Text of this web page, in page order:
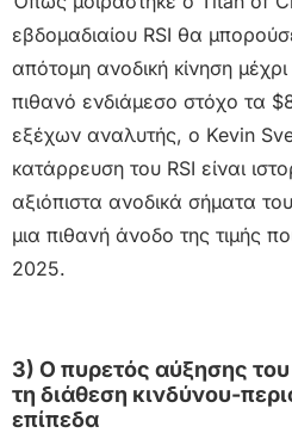
εβδομαδιαίου RSI θα
απότομη ανοδική κίνηση
πιθανό ενδιάμεσο στόχο τα
εξέχων αναλυτής, ο Kevin
κατάρρευση του RSI είναι
αξιόπιστα ανοδικά σήματα
μια πιθανή άνοδο της τιμής
2025.
3) Ο πυρετός αύξησης
τη διάθεση κινδύνου-
επίπεδα